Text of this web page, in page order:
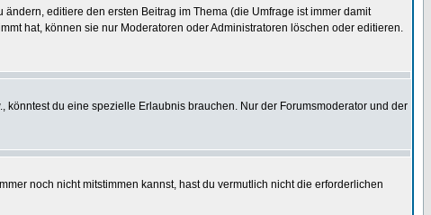
editiere den ersten Beitrag im Thema (die Umfrage ist immer damit
hat, können sie nur Moderatoren oder Administratoren löschen oder editieren.
du eine spezielle Erlaubnis brauchen. Nur der Forumsmoderator und der
noch nicht mitstimmen kannst, hast du vermutlich nicht die erforderlichen